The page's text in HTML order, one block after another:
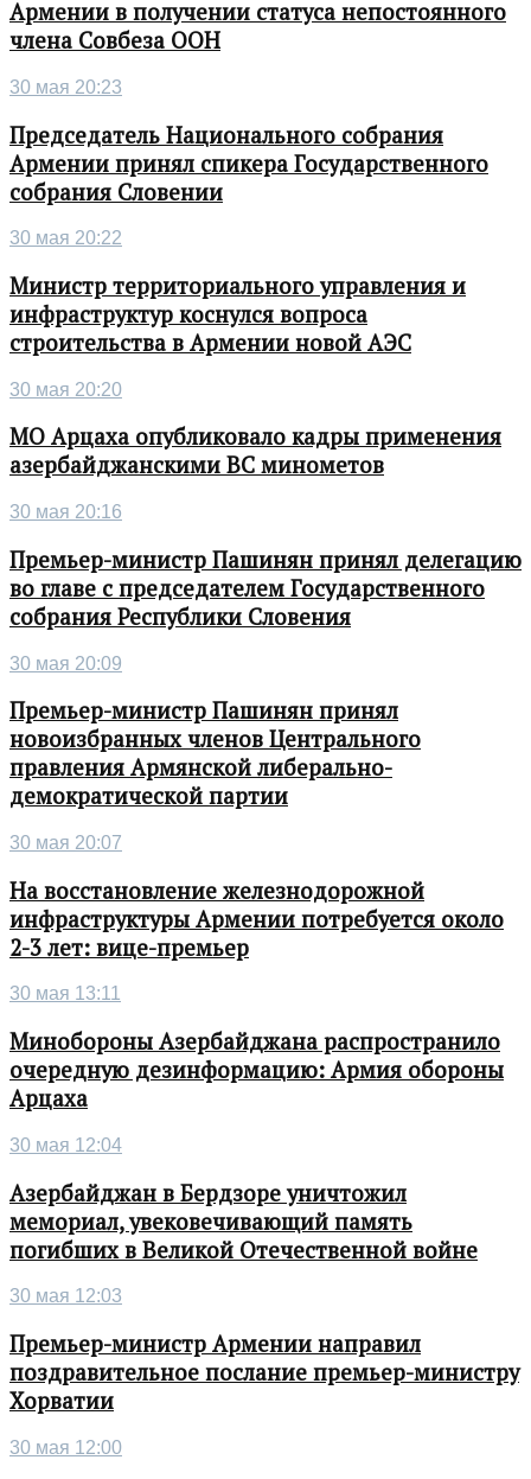
Армении в получении статуса непостоянного
члена Совбеза ООН
30 мая 20:23
Председатель Национального собрания
Армении принял спикера Государственного
собрания Словении
30 мая 20:22
Министр территориального управления и
инфраструктур коснулся вопроса
строительства в Армении новой АЭС
30 мая 20:20
МО Арцаха опубликовало кадры применения
азербайджанскими ВС минометов
30 мая 20:16
Премьер-министр Пашинян принял делегацию
во главе с председателем Государственного
собрания Республики Словения
30 мая 20:09
Премьер-министр Пашинян принял
новоизбранных членов Центрального
правления Армянской либерально-
демократической партии
30 мая 20:07
На восстановление железнодорожной
инфраструктуры Армении потребуется около
2-3 лет: вице-премьер
30 мая 13:11
Минобороны Азербайджана распространило
очередную дезинформацию: Армия обороны
Арцаха
30 мая 12:04
Азербайджан в Бердзоре уничтожил
мемориал, увековечивающий память
погибших в Великой Отечественной войне
30 мая 12:03
Премьер-министр Армении направил
поздравительное послание премьер-министру
Хорватии
30 мая 12:00